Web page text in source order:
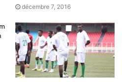
décembre 7, 2016